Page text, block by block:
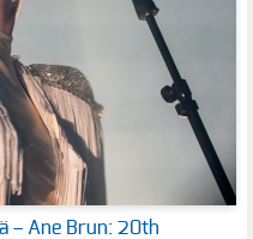
– Ane Brun: 20th